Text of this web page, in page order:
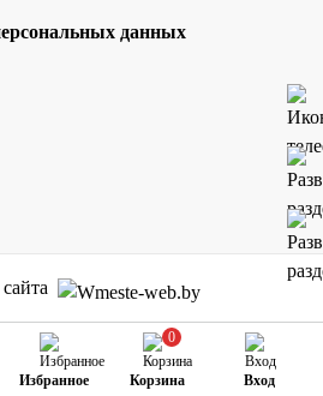
данных
Избранное
0
Корзина Вход